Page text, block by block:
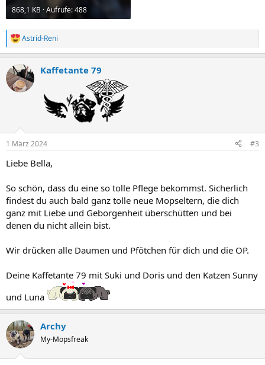
868,1 KB · Aufrufe: 488
R
e
k
t
i
:
Astrid-Reni
Kaffetante 79
1 März 2024 #3
Liebe Bella,
So schön, dass du eine so tolle Pflege bekommst. Sicherlich
findest du auch bald ganz tolle neue Mopseltern, die dich
ganz mit Liebe und Geborgenheit überschütten und bei
denen du nicht allein bist.
Wir drücken alle Daumen und Pfötchen für dich und die OP.
Deine Kaffetante 79 mit Suki und Doris und den Katzen Sunny
und Luna
Archy
My-Mopsfreak